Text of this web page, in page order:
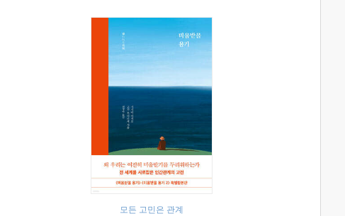
모든 고민은 관계